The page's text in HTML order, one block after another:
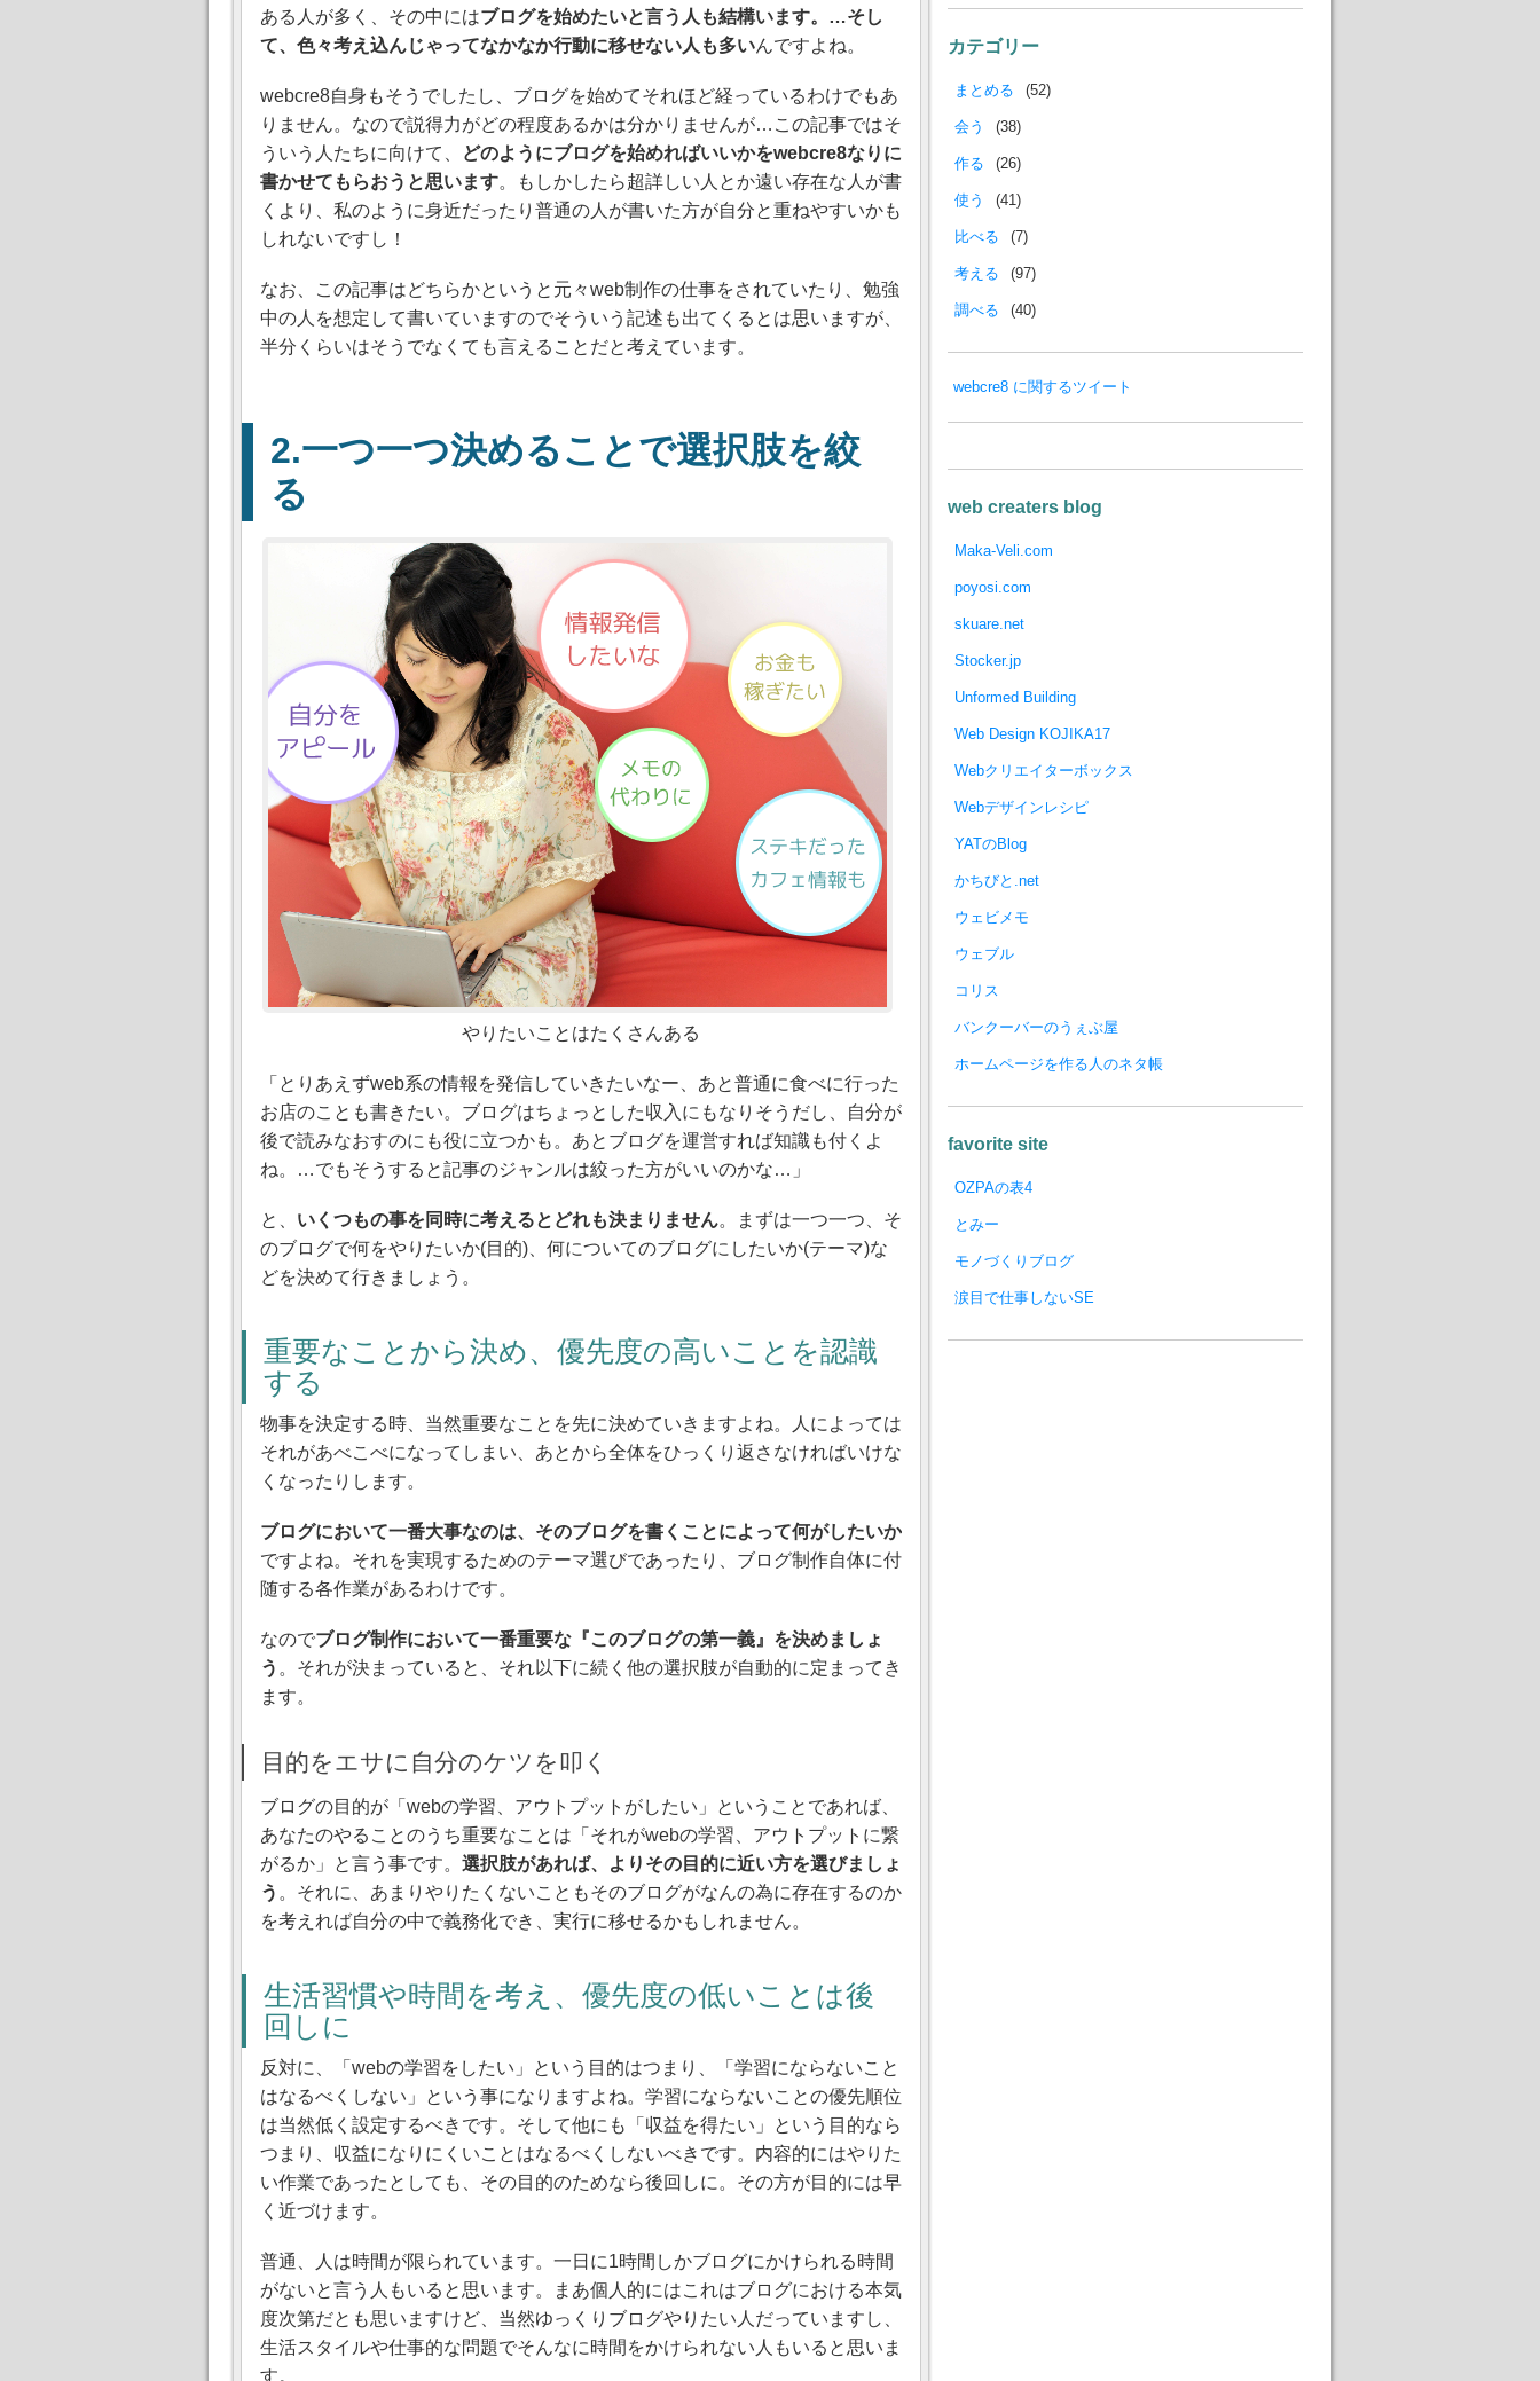
ある人が多く、その中にはブログを始めたいと言う人も結構います。…そし
て、色々考え込んじゃってなかなか行動に移せない人も多いんですよね。
webcre8自身もそうでしたし、ブログを始めてそれほど経っているわけでもあ
りません。なので説得力がどの程度あるかは分かりませんが…この記事ではそ
ういう人たちに向けて、
どのようにブログを始めればいいかをwebcre8なりに
書かせてもらおうと思います。もしかしたら超詳しい人とか遠い存在な人が書
くより、私のように身近だったり普通の人が書いた方が自分と重ねやすいかも
しれないですし！
なお、この記事はどちらかというと元々web制作の仕事をされていたり、勉強
中の人を想定して書いていますのでそういう記述も出てくるとは思いますが、
半分くらいはそうでなくても言えることだと考えています。
一つ一つ決めることで選択肢を絞
る
やりたいことはたくさんある
「とりあえずweb系の情報を発信していきたいなー、あと普通に食べに行った
お店のことも書きたい。ブログはちょっとした収入にもなりそうだし、自分が
後で読みなおすのにも役に立つかも。あとブログを運営すれば知識も付くよ
ね。…でもそうすると記事のジャンルは絞った方がいいのかな…」
と、 いくつもの事を同時に考えるとどれも決まりません。まずは一つ一つ、そ
のブログで何をやりたいか(目的)、何についてのブログにしたいか(テーマ)な
どを決めて行きましょう。
重要なことから決め、優先度の高いことを認識
する
物事を決定する時、当然重要なことを先に決めていきますよね。人によっては
それがあべこべになってしまい、あとから全体をひっくり返さなければいけな
くなったりします。
ブログにおいて一番大事なのは、そのブログを書くことによって何がしたいか
ですよね。それを実現するためのテーマ選びであったり、ブログ制作自体に付
随する各作業があるわけです。
なのでブログ制作において一番重要な このブログの第一義
を決めましょ
う 。それが決まっていると、それ以下に続く他の選択肢が自動的に定まってき
ます。
目的をエサに自分のケツを叩く
ブログの目的が「webの学習、アウトプットがしたい」ということであれば、
あなたのやることのうち重要なことは「それがwebの学習、アウトプットに繋
がるか」と言う事です。 選択肢があれば、よりその目的に近い方を選びましょ
う 。それに、あまりやりたくないこともそのブログがなんの為に存在するのか
を考えれば自分の中で義務化でき、実行に移せるかもしれません。
生活習慣や時間を考え、優先度の低いことは後
回しに
反対に、「webの学習をしたい」という目的はつまり、「学習にならないこと
はなるべくしない」という事になりますよね。学習にならないことの優先順位
は当然低く設定するべきです。そして他にも「収益を得たい」という目的なら
つまり、収益になりにくいことはなるべくしないべきです。内容的にはやりた
い作業であったとしても、その目的のためなら後回しに。その方が目的には早
く近づけます。
普通、人は時間が限られています。一日に1時間しかブログにかけられる時間
がないと言う人もいると思います。まあ個人的にはこれはブログにおける本気
度次第だとも思いますけど、当然ゆっくりブログやりたい人だっていますし、
生活スタイルや仕事的な問題でそんなに時間をかけられない人もいると思いま
す。
カテゴリー
まとめる (52)
会う (38)
作る (26)
使う (41)
比べる (7)
考える (97)
調べる (40)
webcre8 に関するツイート
web creaters blog
Maka-Veli.com
poyosi.com
skuare.net
Stocker.jp
Unformed Building
Web Design KOJIKA17
Webクリエイターボックス
Webデザインレシピ
YATのBlog
かちびと.net
ウェビメモ
ウェブル
コリス
バンクーバーのうぇぶ屋
ホームページを作る人のネタ帳
favorite site
OZPAの表4
とみー
モノづくりブログ
涙目で仕事しないSE